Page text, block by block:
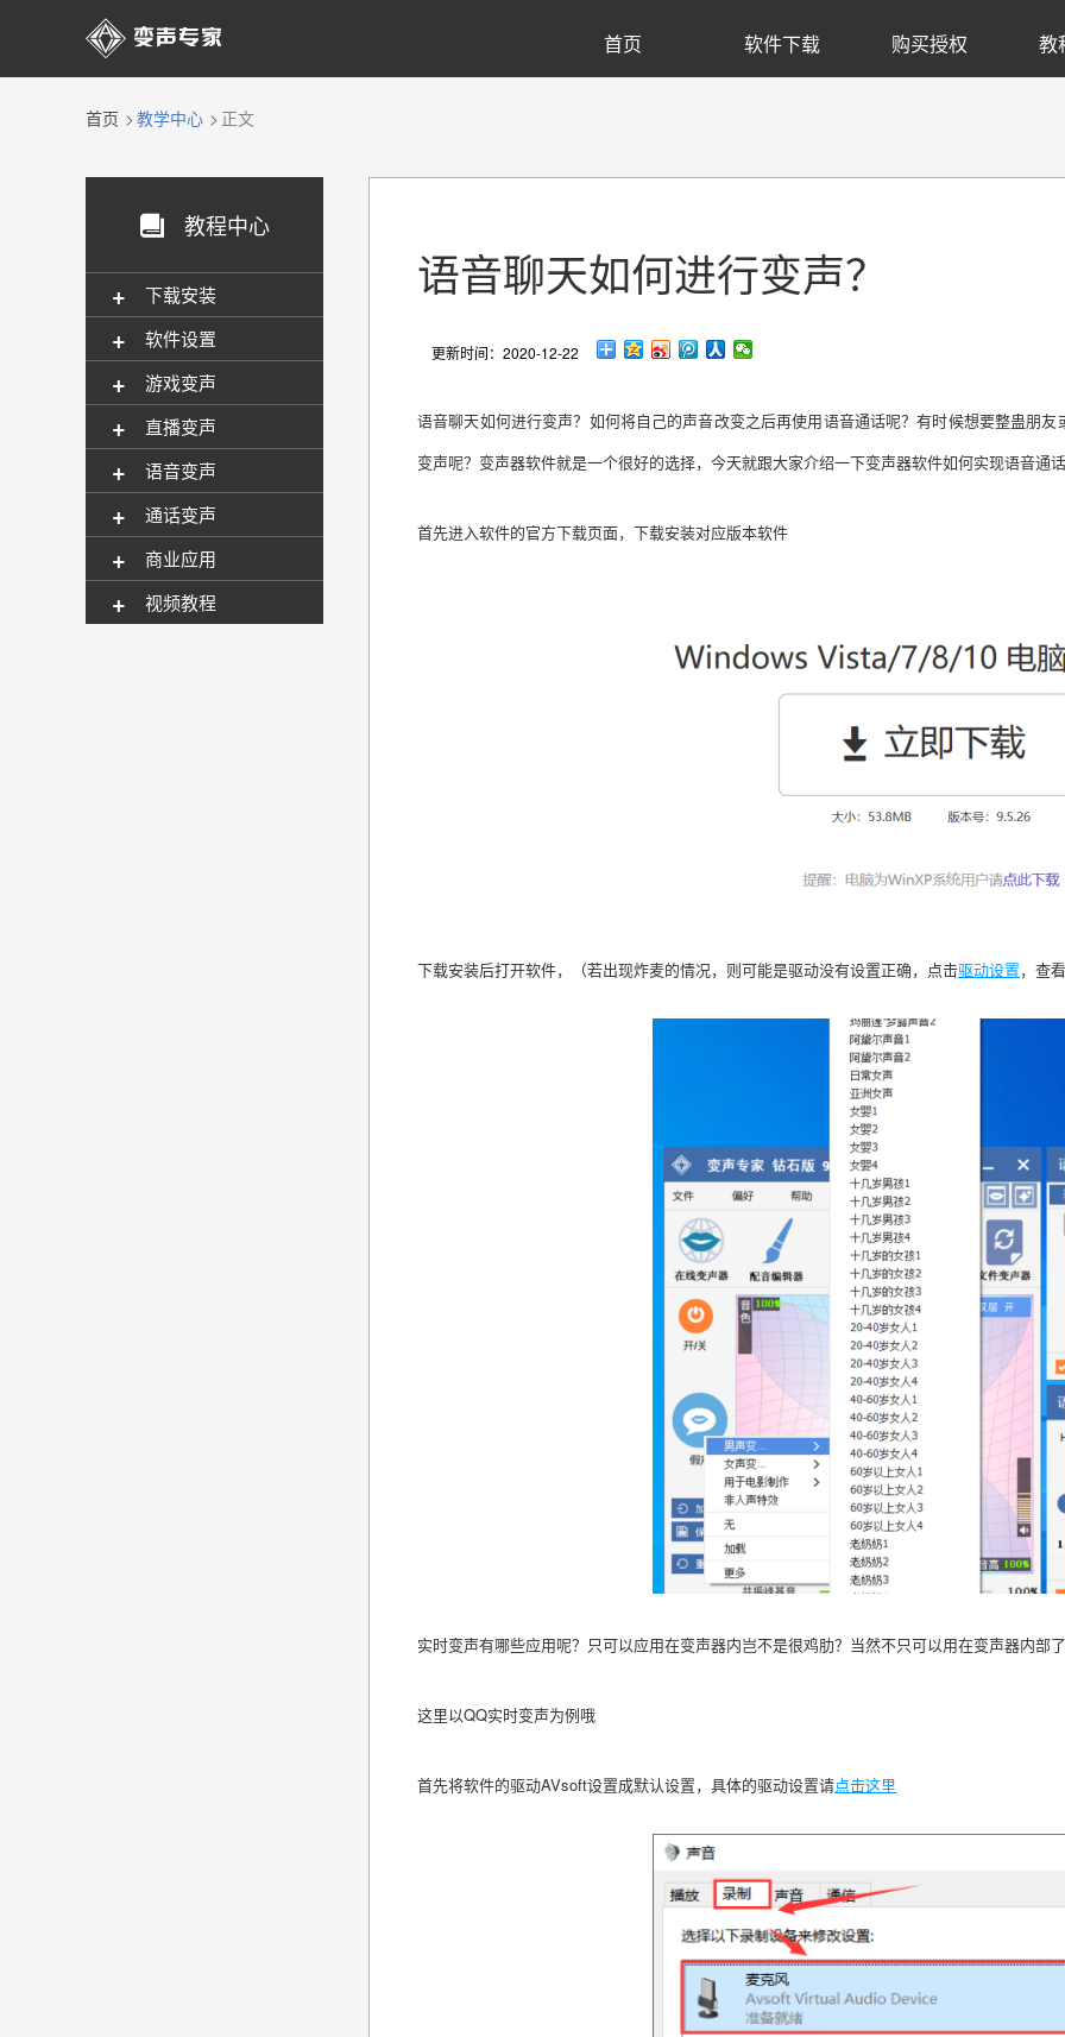
 首页 软件下载 购买授权 教
首页 教学中心 正文
 教程中心
下载安装
+
软件设置
+
游戏变声
+
直播变声
+
语音变声
+
通话变声
+
商业应用
+
视频教程
+
语音聊天如何进行变声？
更新时间：2020-12-22
语音聊天如何进行变声？如何将自己的声音改变之后再使用语音通话呢？有时候想要整蛊朋
变声呢？变声器软件就是一个很好的选择，今天就跟大家介绍一下变声器软件如何实现语音通
首先进入软件的官方下载页面，下载安装对应版本软件
下载安装后打开软件，（若出现炸麦的情况，则可能是驱动没有设置正确，点击驱动设置，查
实时变声有哪些应用呢？只可以应用在变声器内岂不是很鸡肋？当然不只可以用在变声器内部
这里以QQ实时变声为例哦
首先将软件的驱动AVsoft设置成默认设置，具体的驱动设置请点击这里